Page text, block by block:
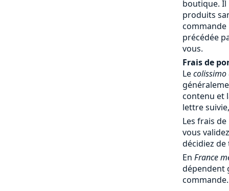
boutique. Il
produits
précédée
vous.
Frais de
Lecolissimo
contenu et
lettre
Les frais
vous
décidiez
En France
dépendent
commande.